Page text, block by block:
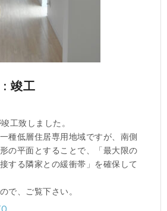
竣工
工致しました。
種低層住居専用地域ですが、南側
の平面とすることで、「最大限の
する隣家との緩衝帯」を確保して
で、ご覧下さい。